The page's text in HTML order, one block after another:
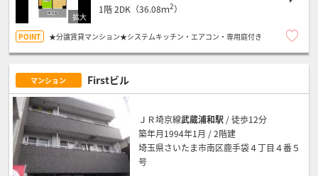
1階2DK（36.08ｍ2）
★分譲賃貸マンション★システムキッチン・エアコン・専用庭付き
マンション Firstビル
ＪＲ埼京線武蔵浦和駅 / 徒歩12分
築年月1994年1月 / 2階建
埼玉県さいたま市南区鹿手袋４丁目４番５
号